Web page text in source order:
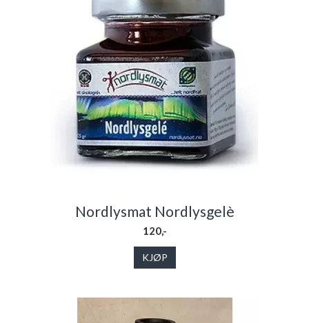
Nordlysmat Nordlysgelè
120,-
KJØP